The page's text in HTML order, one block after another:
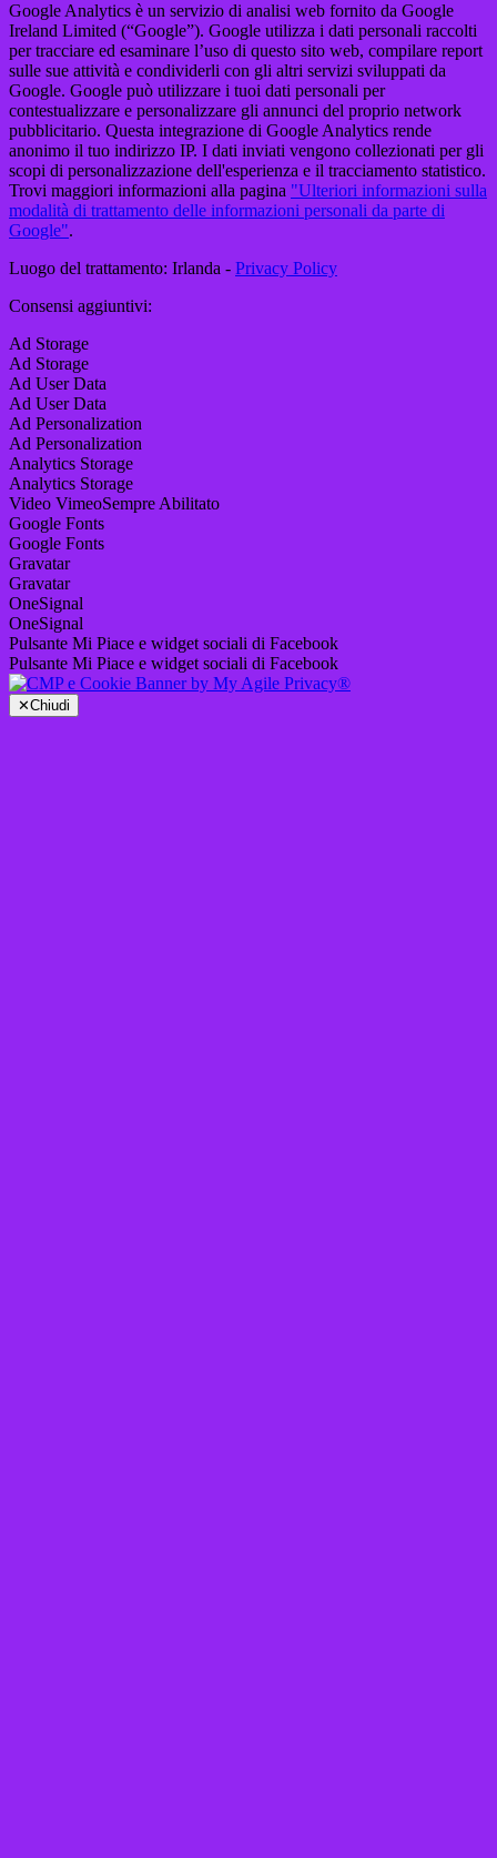
Google Analytics è un servizio di analisi web fornito da Google
Ireland Limited (“Google”). Google utilizza i dati personali raccolti
per tracciare ed esaminare l’uso di questo sito web, compilare report
sulle sue attività e condividerli con gli altri servizi sviluppati da
Google. Google può utilizzare i tuoi dati personali per
contestualizzare e personalizzare gli annunci del proprio network
pubblicitario. Questa integrazione di Google Analytics rende
anonimo il tuo indirizzo IP. I dati inviati vengono collezionati per gli
scopi di personalizzazione dell'esperienza e il tracciamento statistico.
Trovi maggiori informazioni alla pagina "Ulteriori informazioni sulla
modalità di trattamento delle informazioni personali da parte di
Google".
Luogo del trattamento: Irlanda - Privacy Policy
Consensi aggiuntivi:
Ad Storage
Ad Storage
Ad User Data
Ad User Data
Ad Personalization
Ad Personalization
Analytics Storage
Analytics Storage
Video VimeoSempre Abilitato
Google Fonts
Google Fonts
Gravatar
Gravatar
OneSignal
OneSignal
Pulsante Mi Piace e widget sociali di Facebook
Pulsante Mi Piace e widget sociali di Facebook
✕Chiudi